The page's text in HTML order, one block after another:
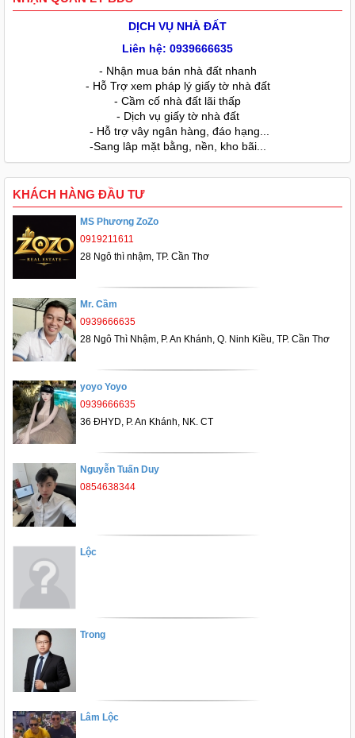
DỊCH VỤ NHÀ ĐẤT
Liên hệ: 0939666635
- Nhận mua bán nhà đất nhanh
- Hỗ Trợ xem pháp lý giấy tờ nhà đất
- Cầm cố nhà đất lãi thấp
- Dịch vụ giấy tờ nhà đất
- Hỗ trợ vây ngân hàng, đáo hạng...
-Sang lâp mặt bằng, nền, kho bãi...
KHÁCH HÀNG ĐẦU TƯ
MS Phương ZoZo
0919211611
28 Ngô thì nhậm, TP. Cần Thơ
Mr. Cầm
0939666635
28 Ngô Thì Nhậm, P. An Khánh, Q. Ninh Kiều, TP. Cần Thơ
yoyo Yoyo
0939666635
36 ĐHYD, P. An Khánh, NK. CT
Nguyễn Tuấn Duy
0854638344
Lộc
Trong
Lâm Lộc